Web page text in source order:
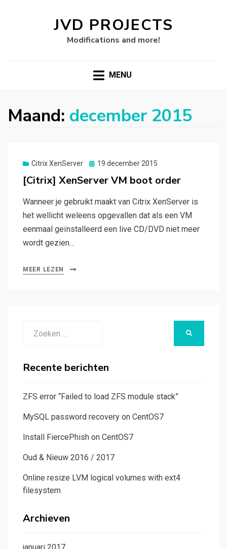
JVD PROJECTS
Modifications and more!
MENU
Maand: december 2015
Citrix XenServer
Gepubliceerd
19 december 2015
[Citrix] XenServer VM boot order
Wanneer je gebruikt maakt van Citrix XenServer is
het wellicht weleens opgevallen dat als een VM
eenmaal geïnstalleerd een live CD/DVD niet meer
wordt gezien…
MEER LEZEN
naar:
Recente berichten
ZFS error “Failed to load ZFS module stack”
MySQL password recovery on CentOS7
Install FiercePhish on CentOS7
Oud & Nieuw 2016 / 2017
Online resize LVM logical volumes with ext4
filesystem
Archieven